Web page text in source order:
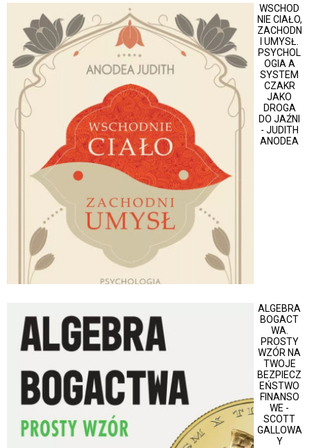
WSCHOD
NIE CIAŁO,
ZACHODN
I UMYSŁ.
PSYCHOL
OGIA A
SYSTEM
CZAKR
JAKO
DROGA
DO JAŹNI
- JUDITH
ANODEA
ALGEBRA
BOGACT
WA.
PROSTY
WZÓR NA
TWOJE
BEZPIECZ
EŃSTWO
FINANSO
WE -
SCOTT
GALLOWA
Y